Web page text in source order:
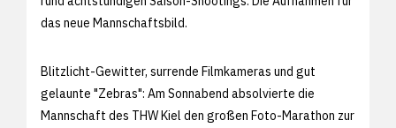
das neue Mannschaftsbild.
Blitzlicht-Gewitter, surrende Filmkameras und gut
gelaunte "Zebras": Am Sonnabend absolvierte die
Mannschaft des THW Kiel den großen Foto-Marathon zur